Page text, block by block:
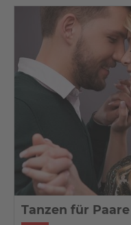
Tanzen für Paare